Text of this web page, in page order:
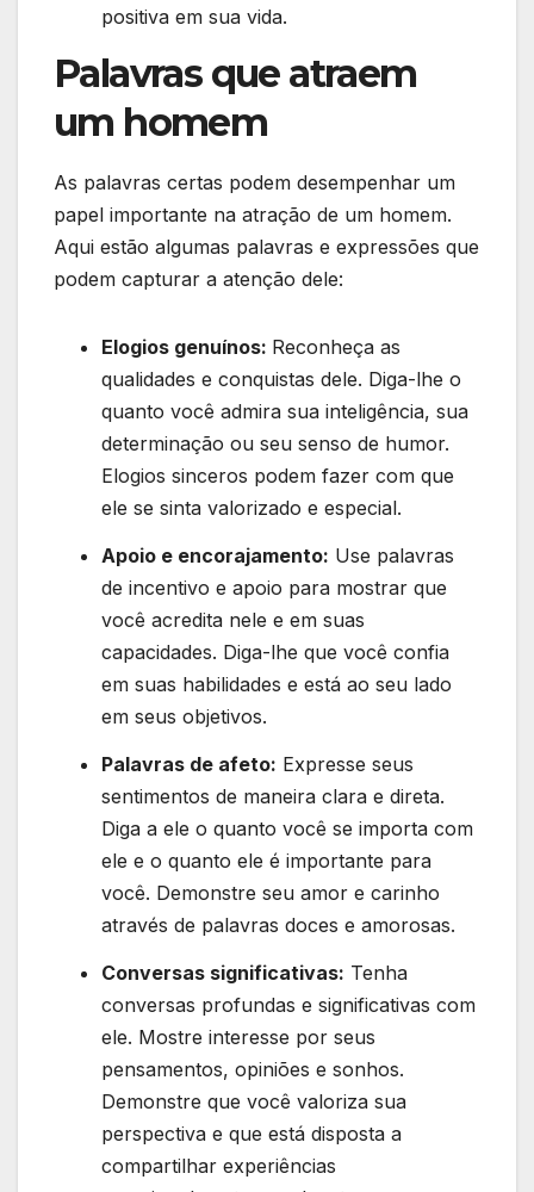
positiva em sua vida.
Palavras que atraem
um homem
As palavras certas podem desempenhar um
papel importante na atração de um homem.
Aqui estão algumas palavras e expressões que
podem capturar a atenção dele:
Elogios genuínos: Reconheça as
qualidades e conquistas dele. Diga-lhe o
quanto você admira sua inteligência, sua
determinação ou seu senso de humor.
Elogios sinceros podem fazer com que
ele se sinta valorizado e especial.
Apoio e encorajamento: Use palavras
de incentivo e apoio para mostrar que
você acredita nele e em suas
capacidades. Diga-lhe que você confia
em suas habilidades e está ao seu lado
em seus objetivos.
Palavras de afeto: Expresse seus
sentimentos de maneira clara e direta.
Diga a ele o quanto você se importa com
ele e o quanto ele é importante para
você. Demonstre seu amor e carinho
através de palavras doces e amorosas.
Conversas significativas: Tenha
conversas profundas e significativas com
ele. Mostre interesse por seus
pensamentos, opiniões e sonhos.
Demonstre que você valoriza sua
perspectiva e que está disposta a
compartilhar experiências